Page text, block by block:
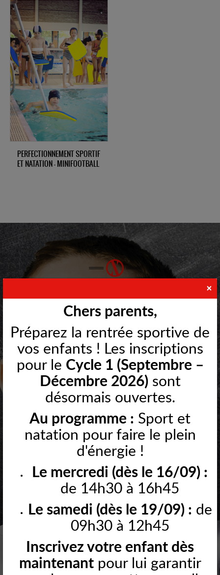
PERFECTIONNEMENT SPORTIF
ET NATATION - MINIFOOTBALL
MULTISPORTS
APPRENDRE
JOUER
×
Chers parents,
Préparez la rentrée sportive de
vos enfants ! Les inscriptions
pour le Cycle 1 (Septembre –
Décembre 2026)sont
désormais ouvertes.
Au programme : Sport et
natation pour faire le plein
d'énergie !
Le mercredi (dès le 16/09) :
de 14h30 à 16h45
Le samedi (dès le 19/09) : de
09h30 à 12h45
Inscrivez votre enfant dès
maintenantpour lui garantir